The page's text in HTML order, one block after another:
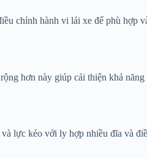
chỉnh hành vi lái xe để phù hợp
hơn này giúp cải thiện khả
lực kéo với ly hợp nhiều đĩa và